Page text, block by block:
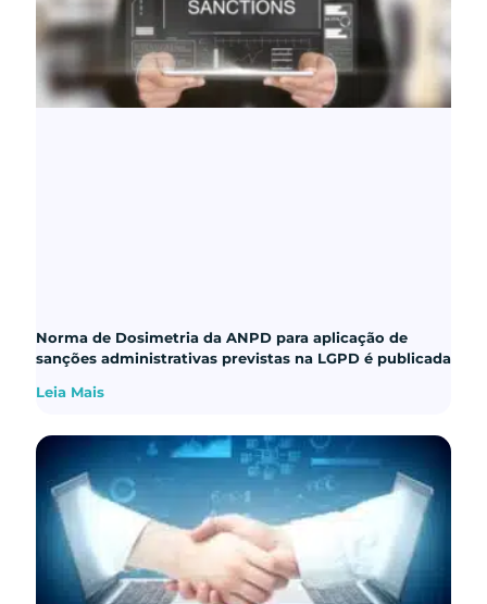
Norma de Dosimetria da ANPD para aplicação de
sanções administrativas previstas na LGPD é publicada
Leia Mais